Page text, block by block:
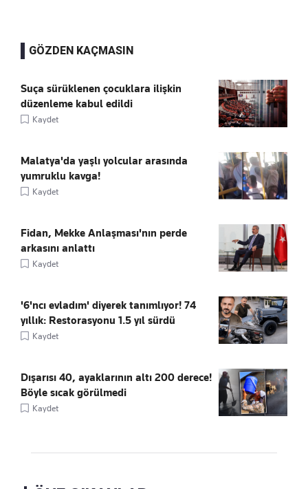
GÖZDEN KAÇMASIN
Suça sürüklenen çocuklara ilişkin
düzenleme kabul edildi
Kaydet
Malatya'da yaşlı yolcular arasında
yumruklu kavga!
Kaydet
Fidan, Mekke Anlaşması'nın perde
arkasını anlattı
Kaydet
'6'ncı evladım' diyerek tanımlıyor! 74
yıllık: Restorasyonu 1.5 yıl sürdü
Kaydet
Dışarısı 40, ayaklarının altı 200 derece!
Böyle sıcak görülmedi
Kaydet